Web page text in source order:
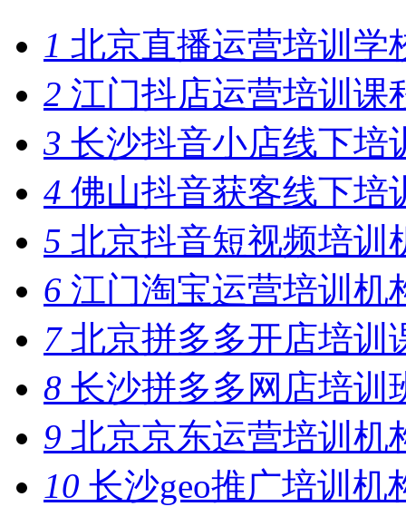
1 北京直播运营培训学
2 江门抖店运营培训课
3 长沙抖音小店线下培
4 佛山抖音获客线下培
5 北京抖音短视频培训
6 江门淘宝运营培训机
7北京拼多多开店培训
8 长沙拼多多网店培训
9 北京京东运营培训机
10 长沙geo推广培训机